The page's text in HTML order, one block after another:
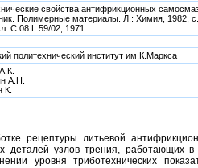
свойства антифрикционных
Полимерные материалы. Л.: Химия, 1982,
C 08 L 59/02, 1971.
политехнический институт им.К.Маркса
А.Н.
К.
рецептуры литьевой
деталей узлов трения, работающих
уровня триботехнических